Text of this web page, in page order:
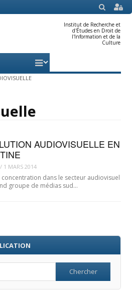
SEARCH
Institut de Recherche et
d'Études en Droit de
l'Information et de la
Culture
AUDIOVISUELLE EN
/ 1 MARS 2014
concentration dans le secteur audiovisuel
groupe de médias sud…